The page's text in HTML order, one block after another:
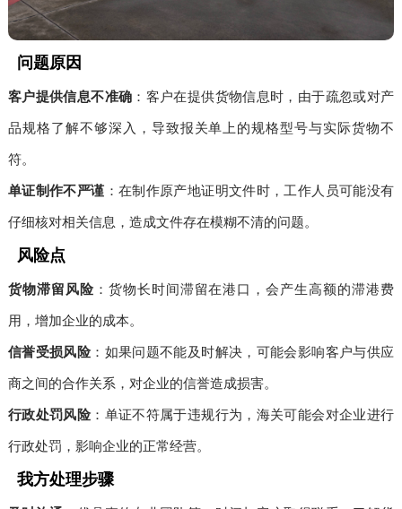
问题原因
客户提供信息不准确 ：客户在提供货物信息时，由于疏忽或对产
品规格了解不够深入，导致报关单上的规格型号与实际货物不
符。
单证制作不严谨 ：在制作原产地证明文件时，工作人员可能没有
仔细核对相关信息，造成文件存在模糊不清的问题。
风险点
货物滞留风险：货物长时间滞留在港口，会产生高额的滞港费
用，增加企业的成本。
信誉受损风险：如果问题不能及时解决，可能会影响客户与供应
商之间的合作关系，对企业的信誉造成损害。
行政处罚风险：单证不符属于违规行为，海关可能会对企业进行
行政处罚，影响企业的正常经营。
我方处理步骤